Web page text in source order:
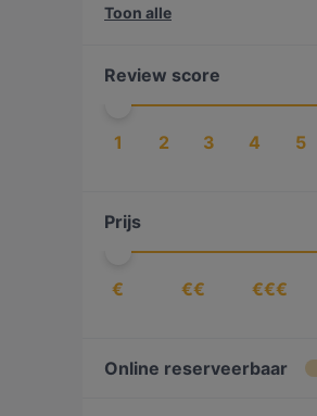
Zeevruchten
Toon alle
Review score
1 2 3 4 5
Prijs
€ €€ €€€
Online reserveerbaar